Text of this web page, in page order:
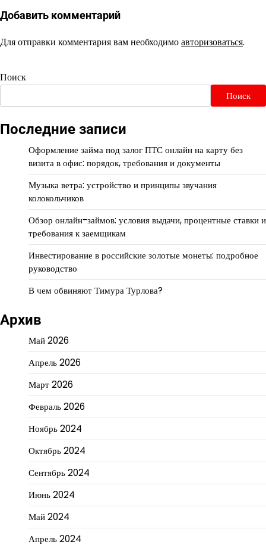
Добавить комментарий
Для отправки комментария вам необходимоавторизоваться.
Поиск
Поиск
Последние записи
Оформление займа под залог ПТС онлайн на карту без
визита в офис: порядок, требования и документы
Музыка ветра: устройство и принципы звучания
колокольчиков
Обзор онлайн-займов: условия выдачи, процентные ставки и
требования к заемщикам
Инвестирование в российские золотые монеты: подробное
руководство
В чем обвиняют Тимура Турлова?
Архив
Май 2026
Апрель 2026
Март 2026
Февраль 2026
Ноябрь 2024
Октябрь 2024
Сентябрь 2024
Июнь 2024
Май 2024
Апрель 2024